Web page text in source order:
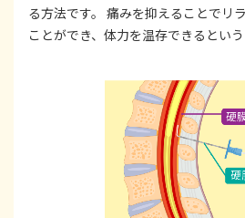
る方法です。 痛みを抑えることでリ
ことができ、体力を温存できるとい